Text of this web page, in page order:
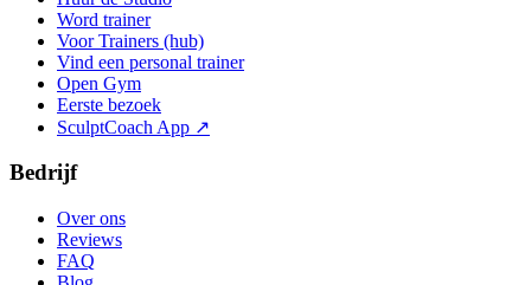
Word trainer
Voor Trainers (hub)
Vind een personal trainer
Open Gym
Eerste bezoek
SculptCoach App ↗
Bedrijf
Over ons
Reviews
FAQ